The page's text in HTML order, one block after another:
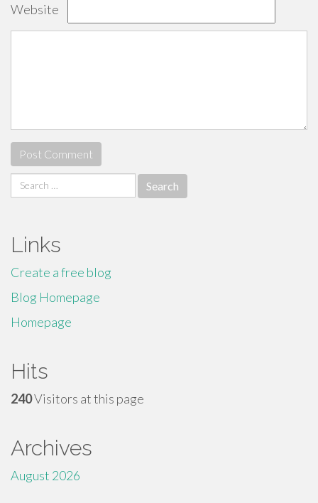
Website
Search
for:
Links
Create a free blog
Blog Homepage
Homepage
Hits
240Visitors at this page
Archives
August 2026